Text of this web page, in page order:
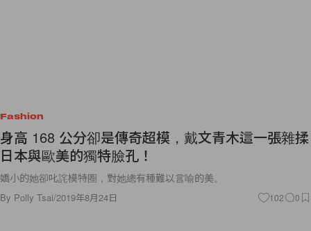
Fashion
身高 168 公分卻是傳奇超模，戴文青木這一張雜揉
日本與歐美的獨特臉孔！
嬌小的她卻叱詫模特圈，對她總有種難以言喻的美。
By Polly Tsai/2019年8月24日 102 0